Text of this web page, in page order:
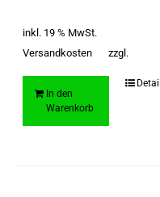
inkl. 19 % MwSt.
zzgl.
Versandkosten
In den
Warenkorb